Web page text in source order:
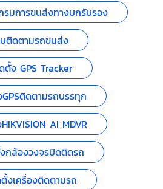
มการขนส่งทางบกรับรอง
ติดตามรถขนส่ง
ตั้ง GPS Tracker
ติดตามรถบรรทุก
AI MDVR
กล้องวงจรปิดติดรถ
งเครื่องติดตามรถ